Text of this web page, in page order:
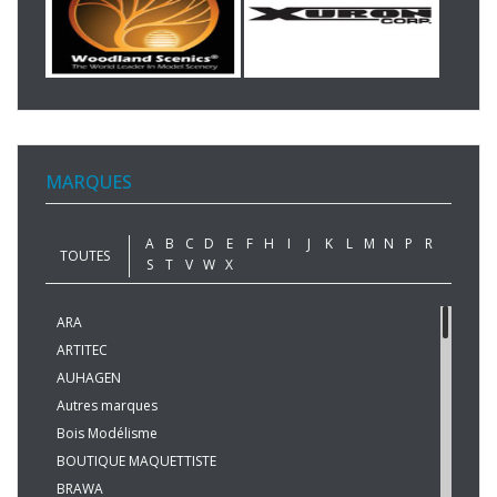
MARQUES
TOUTES
A B C D E F H I J K L M N P
R
S
T V W X
ARA
ARTITEC
AUHAGEN
Autres marques
Bois Modélisme
BOUTIQUE MAQUETTISTE
BRAWA